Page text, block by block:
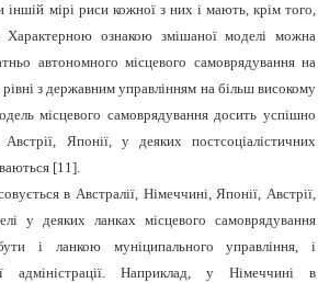
іншій мірі риси кожної з них і мають, крім того,
Характерною ознакою змішаної моделі можна
автономного місцевого самоврядування на
з державним управлінням на більш високому
місцевого самоврядування досить успішно
Японії, у деяких постсоціалістичних
[11].
в Австралії, Німеччині, Японії, Австрії,
у деяких ланках місцевого самоврядування
і ланкою муніципального управління, і
адміністрації. Наприклад, у Німеччині в